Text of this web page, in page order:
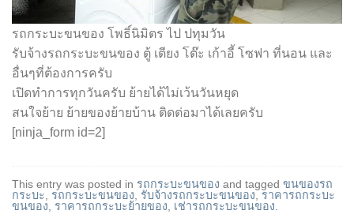
รถกระบะขนของ โพธิ์นิมิตร ไป ปทุมวัน
รับจ้างรถกระบะขนของ ตู้ เตียง โต๊ะ เก้าอี้ โซฟา ที่นอน และ
อื่นๆที่ต้องการครับ
เปิดทำการทุกวันครับ ย้ายได้ไม่เว้นวันหยุด
สนใจย้าย ย้ายของย้ายบ้าน ติดต่อมาได้เลยครับ
[ninja_form id=2]
This entry was posted in รถกระบะขนของ and tagged ขนของรถ
กระบะ, รถกระบะขนของ, รับจ้างรถกระบะขนของ, ราคารถกระบะ
ขนของ, ราคารถกระบะย้ายของ, เช่ารถกระบะขนของ.